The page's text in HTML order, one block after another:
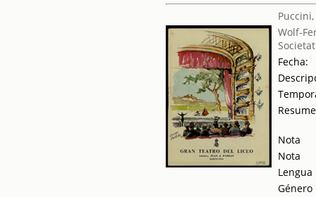
Wolf-
Fecha:
Nota
Nota
Lengua
Género